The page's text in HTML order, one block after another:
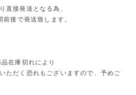
直接発送となる為、
後で発送致します。
在庫切れにより
ただく恐れもございますので、予めご